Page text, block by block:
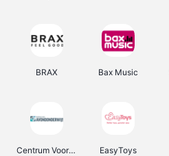
BRAX Bax Music
Centrum Voor Avondonderwijs EasyToys